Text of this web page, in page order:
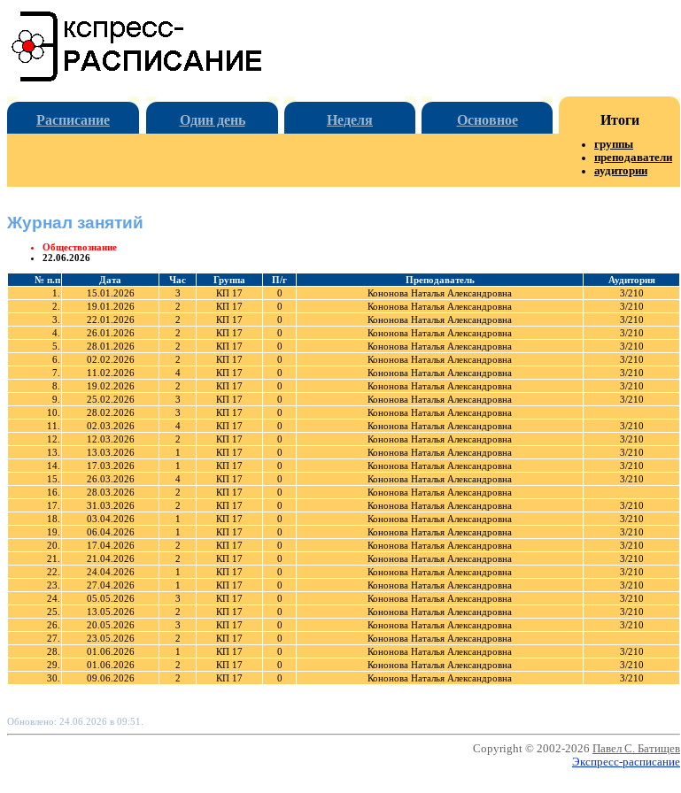
Расписание Один день Неделя Основное Итоги
группы
преподаватели
аудитории
Журнал занятий
Обществознание
22.06.2026
№ п.п Дата Час Группа П/г Преподаватель
Аудитория
1.
15.01.2026 3 КП 17 0 Кононова Наталья Александровна
3/210
2.
19.01.2026 2 КП 17 0 Кононова Наталья Александровна
3/210
3.
22.01.2026 2 КП 17 0 Кононова Наталья Александровна
3/210
4.
26.01.2026 2 КП 17 0 Кононова Наталья Александровна
3/210
5.
28.01.2026 2 КП 17 0 Кононова Наталья Александровна
3/210
6.
02.02.2026 2 КП 17 0 Кононова Наталья Александровна
3/210
7.
11.02.2026 4 КП 17 0 Кононова Наталья Александровна
3/210
8.
19.02.2026 2 КП 17 0 Кононова Наталья Александровна
3/210
9.
25.02.2026 3 КП 17 0 Кононова Наталья Александровна
3/210
10.
28.02.2026 3 КП 17 0
Кононова Наталья Александровна
11.
02.03.2026 4 КП 17 0 Кононова Наталья Александровна
3/210
12.
12.03.2026 2 КП 17 0 Кононова Наталья Александровна
3/210
13.
13.03.2026 1 КП 17 0 Кононова Наталья Александровна
3/210
14.
17.03.2026 1 КП 17 0 Кононова Наталья Александровна
3/210
15.
26.03.2026 4 КП 17 0 Кононова Наталья Александровна
3/210
16.
28.03.2026 2 КП 17 0
Кононова Наталья Александровна
17.
31.03.2026 2 КП 17 0 Кононова Наталья Александровна
3/210
18.
03.04.2026 1 КП 17 0 Кононова Наталья Александровна
3/210
19.
06.04.2026 1 КП 17 0 Кононова Наталья Александровна
3/210
20.
17.04.2026 2 КП 17 0 Кононова Наталья Александровна
3/210
21.
21.04.2026 2 КП 17 0 Кононова Наталья Александровна
3/210
22.
24.04.2026 1 КП 17 0 Кононова Наталья Александровна
3/210
23.
27.04.2026 1 КП 17 0 Кононова Наталья Александровна
3/210
24.
05.05.2026 3 КП 17 0 Кононова Наталья Александровна
3/210
25.
13.05.2026 2 КП 17 0 Кононова Наталья Александровна
3/210
26.
20.05.2026 3 КП 17 0 Кононова Наталья Александровна
3/210
27.
23.05.2026 2 КП 17 0
Кононова Наталья Александровна
28.
01.06.2026 1 КП 17 0 Кононова Наталья Александровна
3/210
29.
01.06.2026 2 КП 17 0 Кононова Наталья Александровна
3/210
30.
09.06.2026 2 КП 17 0 Кононова Наталья Александровна 3/210
Обновлено: 24.06.2026 в 09:51.
Copyright © 2002-2026 Павел С. Батищев
Экспресс-расписание